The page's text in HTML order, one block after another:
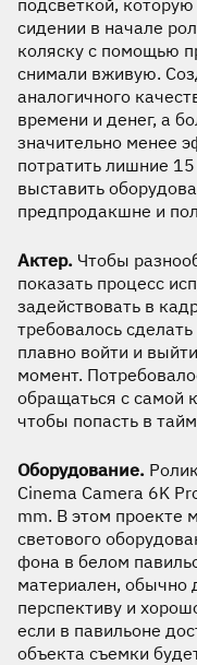
сидении в начале
коляску с помощью
снимали вживую.
аналогичного
времени и денег, а
значительно менее
потратить лишние
выставить
предпродакшне и
Актер. Чтобы
показать процесс
задействовать в
требовалось
плавно войти и
момент.
обращаться с самой
чтобы попасть в
Оборудование.
Cinema Camera 6K
mm. В этом проекте
светового
фона в белом
материален, обычно
перспективу и
если в павильоне
объекта съемки